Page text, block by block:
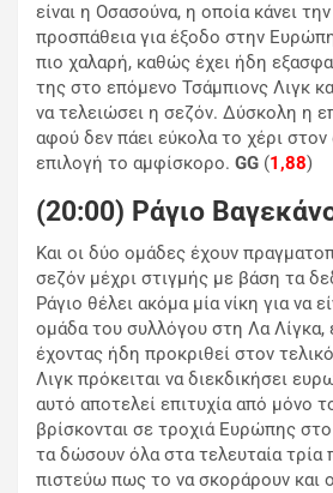
είναι η Οσασούνα, η οποία κάνει
προσπάθεια για έξοδο στην
πιο χαλαρή, καθώς έχει ήδη
της στο επόμενο Τσάμπιονς Λιγκ
να τελειώσει η σεζόν. Δύσκολη η
αφού δεν πάει εύκολα το χέρι
επιλογή το αμφίσκορο. GG (1,88)
(20:00) Ράγιο
Και οι δύο ομάδες έχουν
σεζόν μέχρι στιγμής με βάση τα
Ράγιο θέλει ακόμα μία νίκη για να
ομάδα του συλλόγου στη Λα
έχοντας ήδη προκριθεί στον
Λιγκ πρόκειται να διεκδικήσει
αυτό αποτελεί επιτυχία από μόνο
βρίσκονται σε τροχιά Ευρώπης
τα δώσουν όλα στα τελευταία τρία
πιστεύω πως το να σκοράρουν και